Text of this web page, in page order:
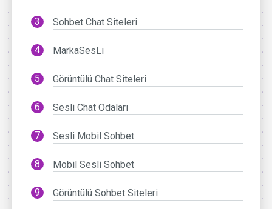
Sohbet Chat Siteleri
MarkaSesLi
Görüntülü Chat Siteleri
Sesli Chat Odaları
Sesli Mobil Sohbet
Mobil Sesli Sohbet
Görüntülü Sohbet Siteleri